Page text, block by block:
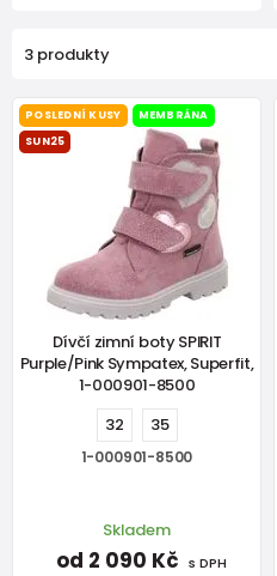
3 produkty
POSLEDNÍ KUSY
MEMBRÁNA
SUN25
Dívčí zimní boty SPIRIT
Purple/Pink Sympatex, Superfit,
1-000901-8500
32
35
1-000901-8500
Skladem
od 2 090 Kč s DPH